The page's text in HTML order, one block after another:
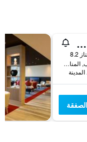
فندق الخليج قاعة مؤتمرات وسبا
8.2
شارع بني قطبه، ص ب, المنامة, البحرين